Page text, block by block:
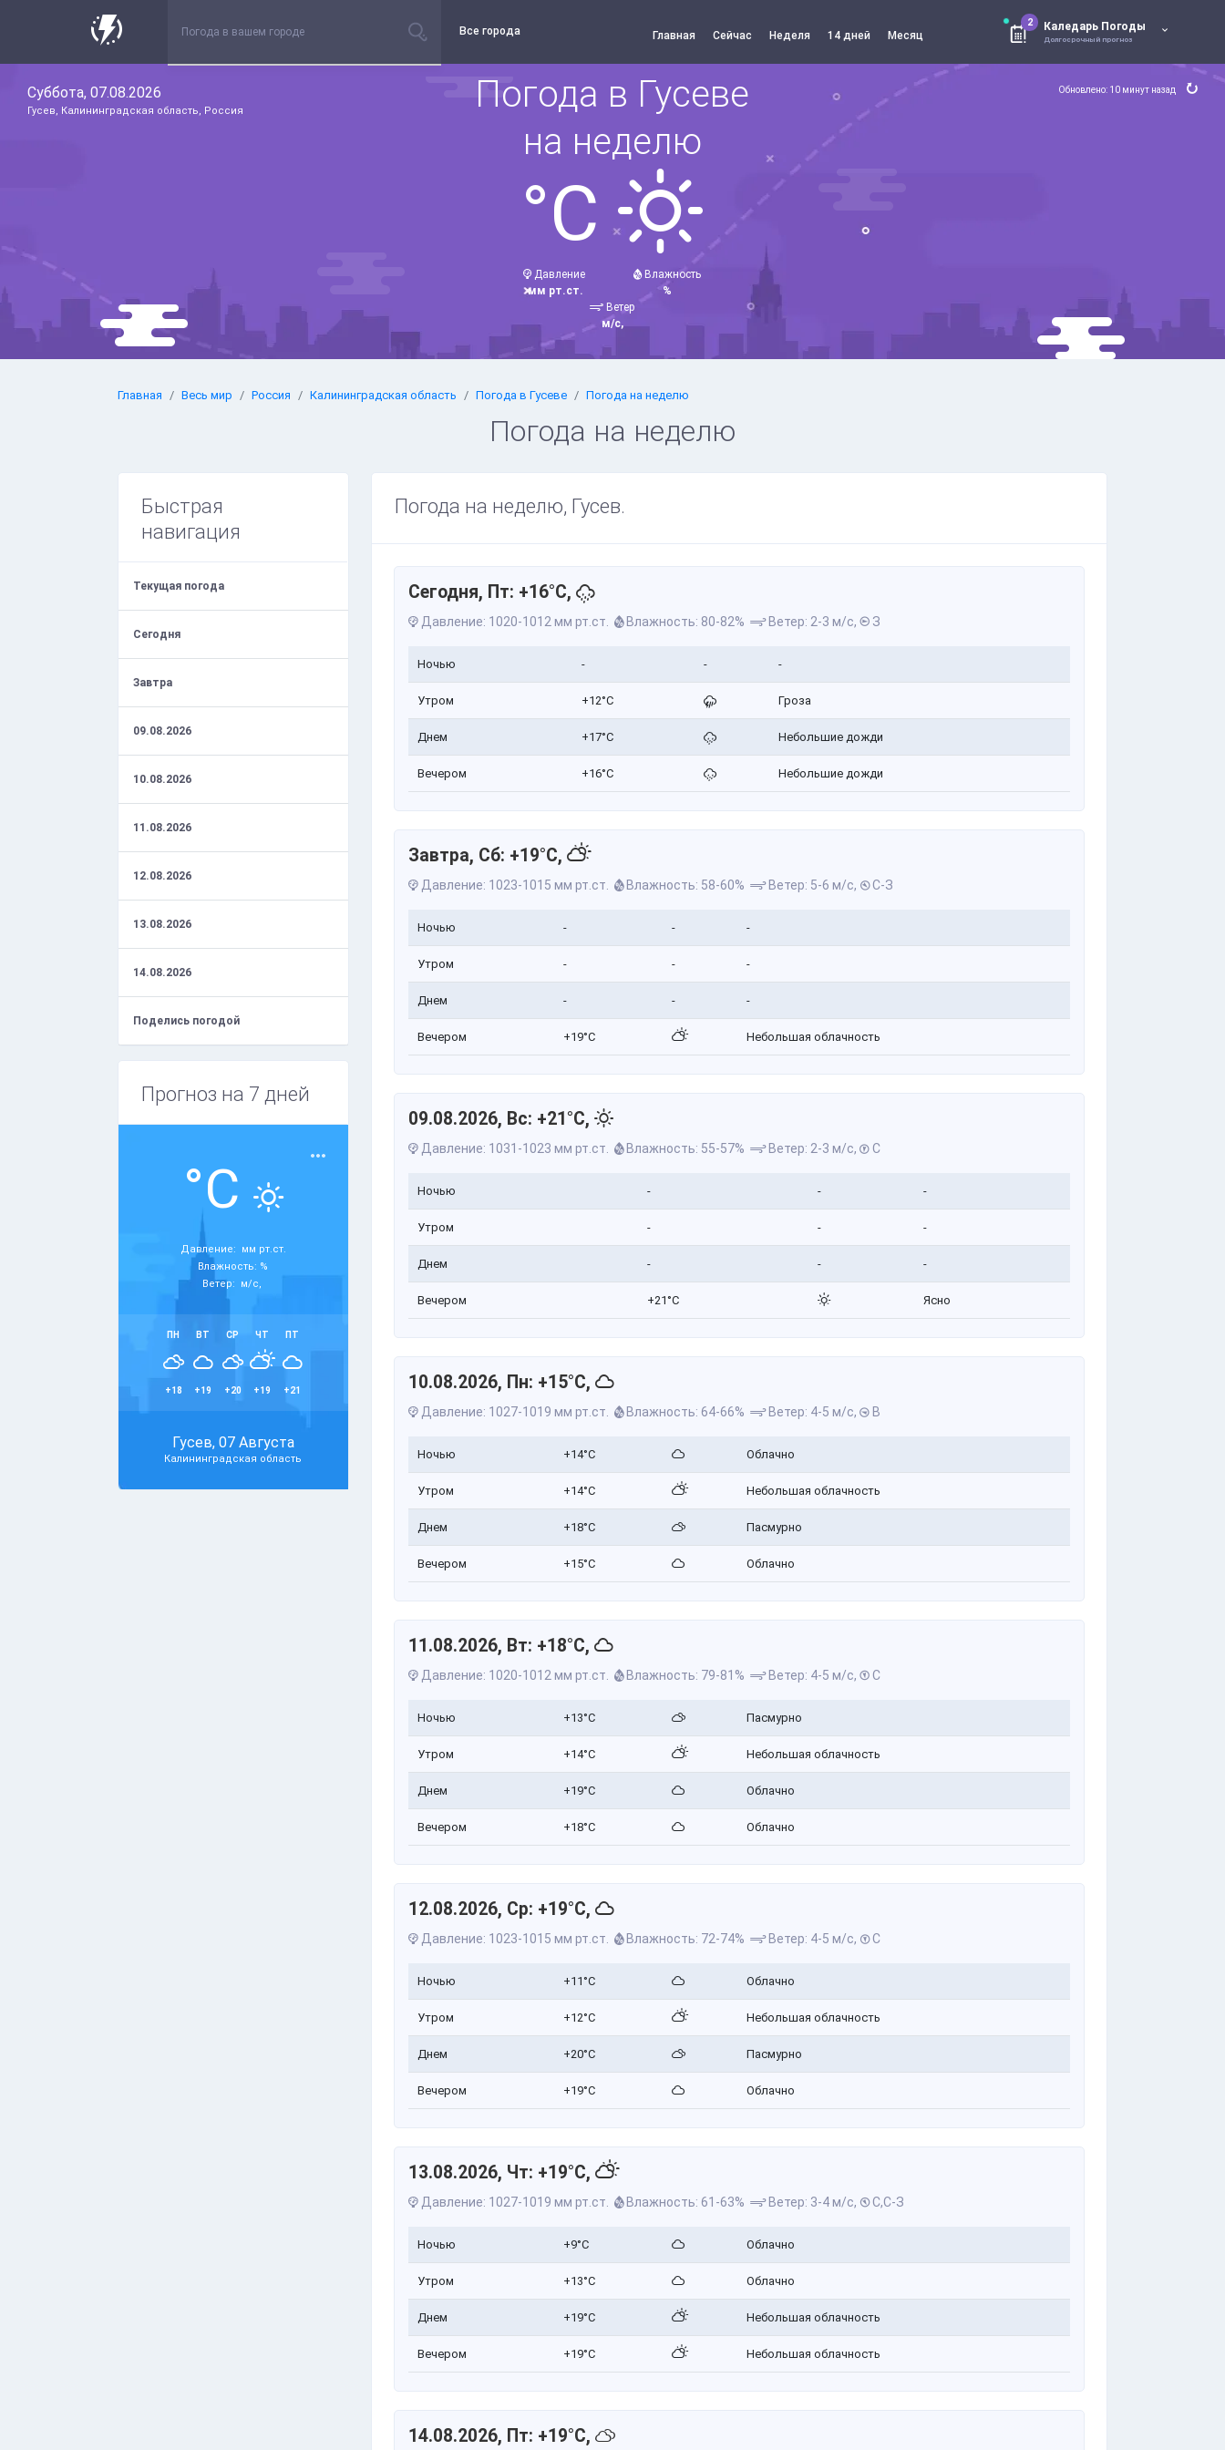
Все города Главная Сейчас Неделя 14 дней Месяц
2 Каледарь Погоды
Долгосрочный прогноз
Суббота, 07.08.2026
Гусев, Калининградская область, Россия
Обновлено: 10 минут назад
Погода в Гусеве
на неделю
°C
Давление
мм рт.ст.
Влажность
%
Ветер
м/с,
Главная Весь мир Россия Калининградская область Погода в Гусеве Погода на неделю
Погода на неделю
Быстрая
навигация
Текущая погода
Сегодня
Завтра
09.08.2026
10.08.2026
11.08.2026
12.08.2026
13.08.2026
14.08.2026
Поделись погодой
Прогноз на 7 дней
°C
Давление: мм рт.ст.
Влажность: %
Ветер: м/с,
ПН
+18
ВТ
+19
СР
+20
ЧТ
+19
ПТ
+21
Гусев, 07 Августа
Калининградская область
Погода на неделю, Гусев.
Сегодня, Пт: +16°C,
Давление: 1020-1012 мм рт.ст. Влажность: 80-82% Ветер: 2-3 м/с, З
Ночью - - -
Утром +12°C Гроза
Днем +17°C Небольшие дожди
Вечером +16°C Небольшие дожди
Завтра, Сб: +19°C,
Давление: 1023-1015 мм рт.ст. Влажность: 58-60% Ветер: 5-6 м/с, С-З
Ночью - - -
Утром - - -
Днем - - -
Вечером +19°C Небольшая облачность
09.08.2026, Вс: +21°C,
Давление: 1031-1023 мм рт.ст. Влажность: 55-57% Ветер: 2-3 м/с, С
Ночью - - -
Утром - - -
Днем - - -
Вечером +21°C Ясно
10.08.2026, Пн: +15°C,
Давление: 1027-1019 мм рт.ст. Влажность: 64-66% Ветер: 4-5 м/с, В
Ночью +14°C Облачно
Утром +14°C Небольшая облачность
Днем +18°C Пасмурно
Вечером +15°C Облачно
11.08.2026, Вт: +18°C,
Давление: 1020-1012 мм рт.ст. Влажность: 79-81% Ветер: 4-5 м/с, С
Ночью +13°C Пасмурно
Утром +14°C Небольшая облачность
Днем +19°C Облачно
Вечером +18°C Облачно
12.08.2026, Ср: +19°C,
Давление: 1023-1015 мм рт.ст. Влажность: 72-74% Ветер: 4-5 м/с, С
Ночью +11°C Облачно
Утром +12°C Небольшая облачность
Днем +20°C Пасмурно
Вечером +19°C Облачно
13.08.2026, Чт: +19°C,
Давление: 1027-1019 мм рт.ст. Влажность: 61-63% Ветер: 3-4 м/с, С,С-З
Ночью +9°C Облачно
Утром +13°C Облачно
Днем +19°C Небольшая облачность
Вечером +19°C Небольшая облачность
14.08.2026, Пт: +19°C,